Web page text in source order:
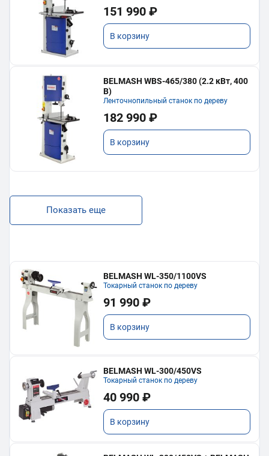
151 990 ₽
В корзину
BELMASH WBS-465/380 (2.2 кВт, 400
В)
Ленточнопильный станок по дереву
182 990 ₽
В корзину
Показать еще
BELMASH WL-350/1100VS
Токарный станок по дереву
91 990 ₽
В корзину
BELMASH WL-300/450VS
Токарный станок по дереву
40 990 ₽
В корзину